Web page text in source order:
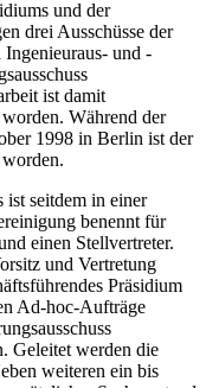
und der
drei Ausschüsse der
und -
ist damit
Während der
1998 in Berlin ist der
ist seitdem in einer
benennt für
einen Stellvertreter.
und Vertretung
Präsidium
Ad-hoc-Aufträge
Geleitet werden die
weiteren ein bis